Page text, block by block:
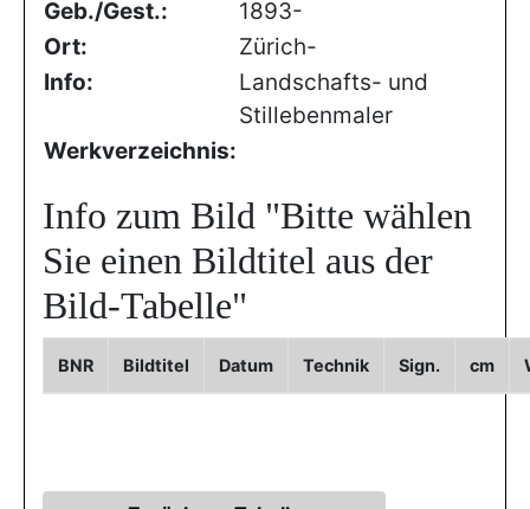
Geb./Gest.:
1893-
Ort:
Zürich-
Info:
Landschafts- und
Stillebenmaler
Werkverzeichnis:
Info zum Bild "Bitte wählen
Sie einen Bildtitel aus der
Bild-Tabelle"
BNR Bildtitel Datum Technik Sign. cm